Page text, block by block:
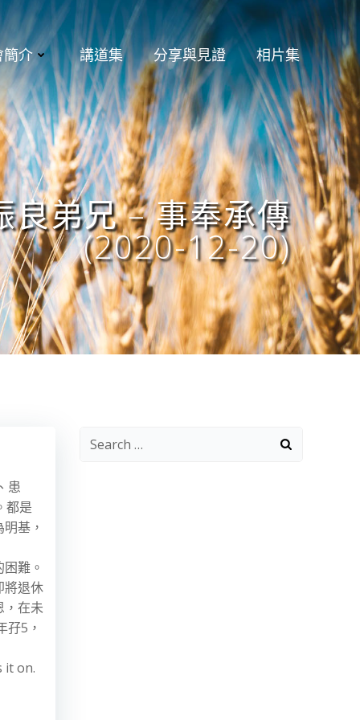
簡介 講道集 分享與見證 相片集
良弟兄 – 事奉承傳
(2020-12-20)
患
都是
基，
難。
將退休
，在未
5，
it on.
Search